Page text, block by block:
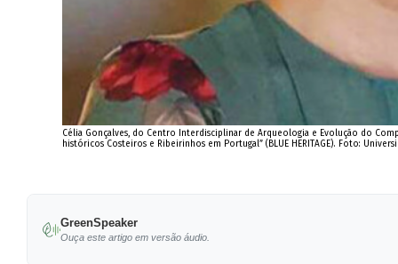
Célia Gonçalves, do Centro Interdisciplinar de Arqueologia e Evolução do
históricos Costeiros e Ribeirinhos em Portugal” (BLUE HERITAGE). Foto:
GreenSpeaker
Ouça este artigo em versão áudio.